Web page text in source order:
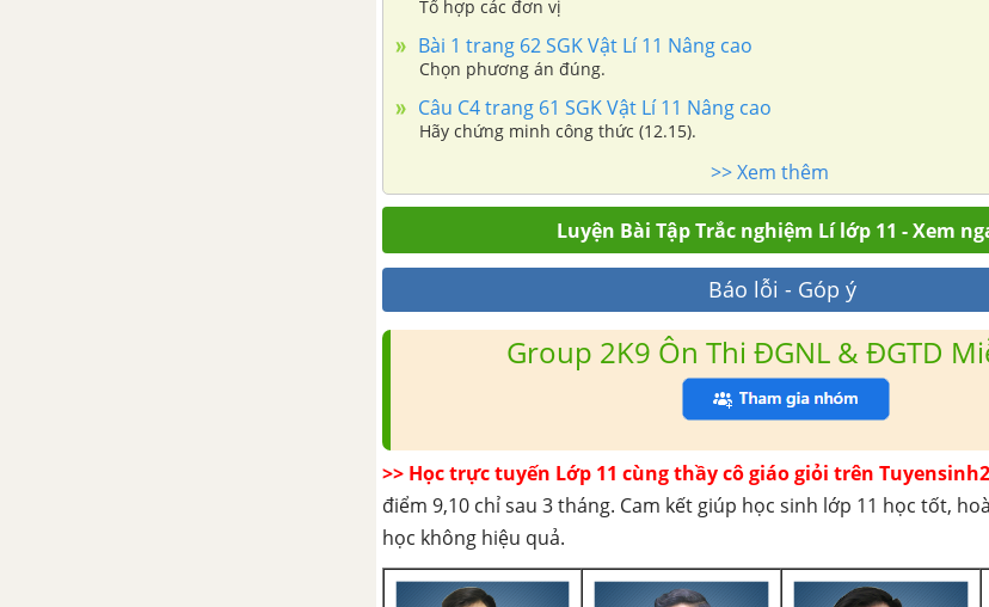
Tổ hợp các đơn vị
Bài 1 trang 62 SGK Vật Lí 11 Nâng cao
Chọn phương án đúng.
Câu C4 trang 61 SGK Vật Lí 11 Nâng cao
Hãy chứng minh công thức (12.15).
>> Xem thêm
Luyện Bài Tập Trắc nghiệm Lí lớp 11 - Xem
Báo lỗi - Góp ý
Group 2K9 Ôn Thi ĐGNL & ĐGTD
>> Học trực tuyến Lớp 11 cùng thầy cô giáo giỏi trên
điểm 9,10 chỉ sau 3 tháng. Cam kết giúp học sinh lớp 11 học tốt,
học không hiệu quả.